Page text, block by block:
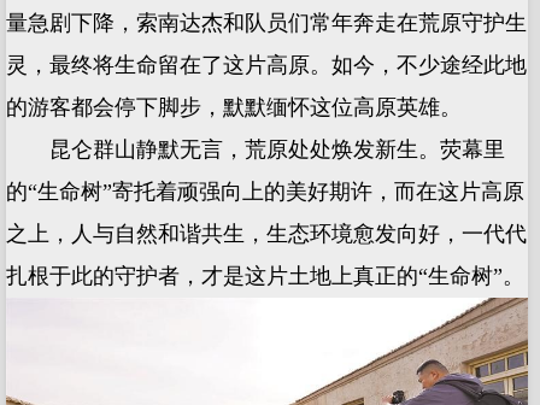
量急剧下降，索南达杰和队员们常年奔走在荒原守护生
灵，最终将生命留在了这片高原。如今，不少途经此地
的游客都会停下脚步，默默缅怀这位高原英雄。
昆仑群山静默无言，荒原处处焕发新生。荧幕里
的“生命树”寄托着顽强向上的美好期许，而在这片高原
之上，人与自然和谐共生，生态环境愈发向好，一代代
扎根于此的守护者，才是这片土地上真正的“生命树”。